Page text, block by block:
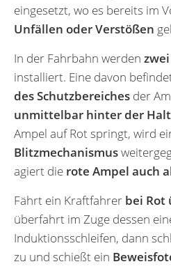
eingesetzt, wo es bereits im
Unfällen oder Verstößen
In der Fahrbahn werden
installiert. Eine davon
des Schutzbereiches der
unmittelbar hinter der
Ampel auf Rot springt, wird
Blitzmechanismus
agiert die rote Ampel auch
Fährt ein Kraftfahrer bei Rot
überfahrt im Zuge dessen
Induktionsschleifen, dann
zu und schießt ein